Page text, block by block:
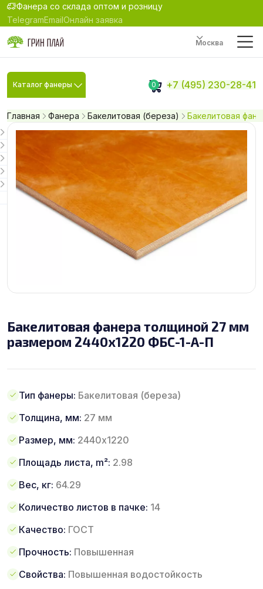
Фанера со склада оптом и розницу
TelegramEmailОнлайн заявка
Москва
Каталог фанеры 0 +7 (495) 230-28-41
Главная Фанера Бакелитовая (береза) Бакелитовая
Бакелитовая фанера толщиной 27 мм
размером 2440х1220 ФБС-1-А-П
Тип фанеры: Бакелитовая (береза)
Толщина, мм: 27 мм
Размер, мм: 2440х1220
Площадь листа, m²: 2.98
Вес, кг: 64.29
Количество листов в пачке: 14
Качество: ГОСТ
Прочность: Повышенная
Свойства: Повышенная водостойкость